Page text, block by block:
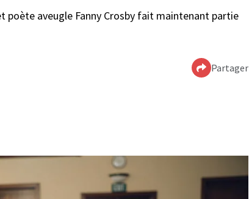
poète aveugle Fanny Crosby fait maintenant partie
Partager